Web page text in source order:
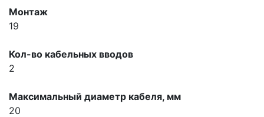
Монтаж
19
Кол-во кабельных вводов
2
Максимальный диаметр кабеля, мм
20